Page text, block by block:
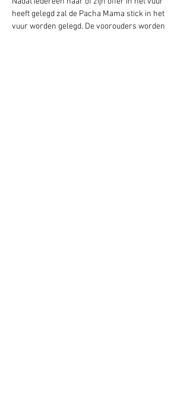
heeft gelegd zal de Pacha Mama stick in het
vuur worden gelegd. De voorouders worden